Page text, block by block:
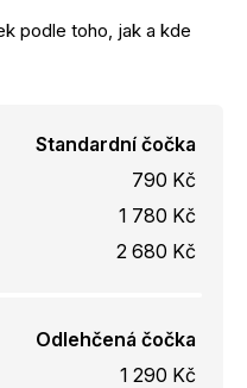
podle toho, jak a kde
Standardní čočka
790 Kč
1 780 Kč
2 680 Kč
Odlehčená čočka
1 290 Kč